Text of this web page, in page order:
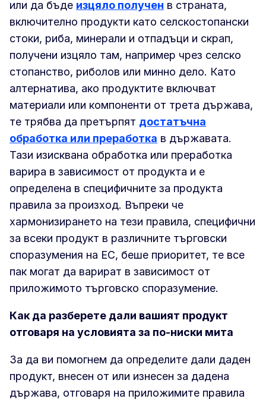
или да бъде изцяло получен в страната,
включително продукти като селскостопански
стоки, риба, минерали и отпадъци и скрап,
получени изцяло там, например чрез селско
стопанство, риболов или минно дело. Като
алтернатива, ако продуктите включват
материали или компоненти от трета държава,
те трябва да претърпят достатъчна
обработка или преработка в държавата.
Тази изисквана обработка или преработка
варира в зависимост от продукта и е
определена в специфичните за продукта
правила за произход. Въпреки че
хармонизирането на тези правила, специфични
за всеки продукт в различните търговски
споразумения на ЕС, беше приоритет, те все
пак могат да варират в зависимост от
приложимото търговско споразумение.
Как да разберете дали вашият продукт
отговаря на условията за по-ниски мита
За да ви помогнем да определите дали даден
продукт, внесен от или изнесен за дадена
държава, отговаря на приложимите правила